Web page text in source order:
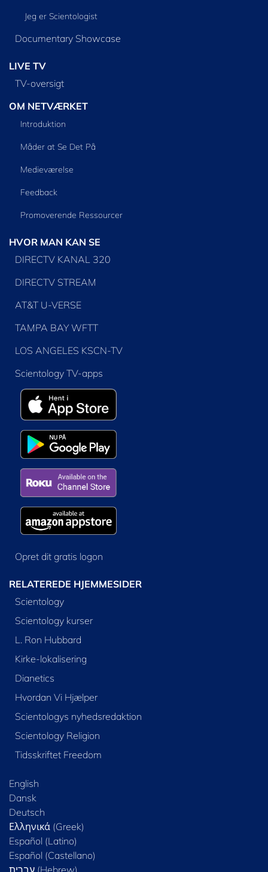
Jeg er Scientologist
Documentary Showcase
LIVE TV
TV-oversigt
OM NETVÆRKET
Introduktion
Måder at Se Det På
Medieværelse
Feedback
Promoverende Ressourcer
HVOR MAN KAN SE
DIRECTV KANAL 320
DIRECTV STREAM
AT&T U-VERSE
TAMPA BAY WFTT
LOS ANGELES KSCN-TV
Scientology TV-apps
Opret dit gratis logon
RELATEREDE HJEMMESIDER
Scientology
Scientology kurser
L. Ron Hubbard
Kirke-lokalisering
Dianetics
Hvordan Vi Hjælper
Scientologys nyhedsredaktion
Scientology Religion
Tidsskriftet Freedom
English
Dansk
Deutsch
Ελληνικά (Greek)
Español (Latino)
Español (Castellano)